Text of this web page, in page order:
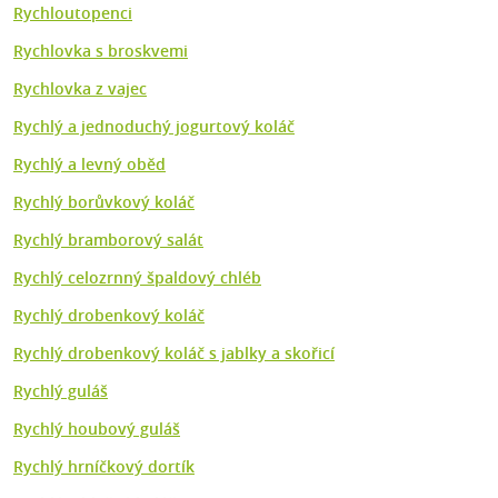
Rychloutopenci
Rychlovka s broskvemi
Rychlovka z vajec
Rychlý a jednoduchý jogurtový koláč
Rychlý a levný oběd
Rychlý borůvkový koláč
Rychlý bramborový salát
Rychlý celozrnný špaldový chléb
Rychlý drobenkový koláč
Rychlý drobenkový koláč s jablky a skořicí
Rychlý guláš
Rychlý houbový guláš
Rychlý hrníčkový dortík